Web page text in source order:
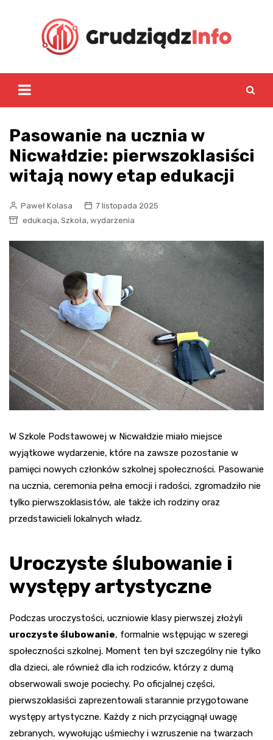
Pasowanie na ucznia w
Nicwałdzie: pierwszoklasiści
witają nowy etap edukacji
Paweł Kolasa
7 listopada 2025
edukacja, Szkoła, wydarzenia
W Szkole Podstawowej w Nicwałdzie miało miejsce
wyjątkowe wydarzenie, które na zawsze pozostanie w
pamięci nowych członków szkolnej społeczności. Pasowanie
na ucznia, ceremonia pełna emocji i radości, zgromadziło nie
tylko pierwszoklasistów, ale także ich rodziny oraz
przedstawicieli lokalnych władz.
Uroczyste ślubowanie i
występy artystyczne
Podczas uroczystości, uczniowie klasy pierwszej złożyli
uroczyste ślubowanie, formalnie wstępując w szeregi
społeczności szkolnej. Moment ten był szczególny nie tylko
dla dzieci, ale również dla ich rodziców, którzy z dumą
obserwowali swoje pociechy. Po oficjalnej części,
pierwszoklasiści zaprezentowali starannie przygotowane
występy artystyczne. Każdy z nich przyciągnął uwagę
zebranych, wywołując uśmiechy i wzruszenie na twarzach